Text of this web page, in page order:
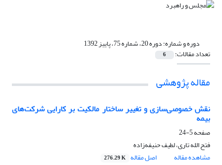
دوره و شماره:دوره 20، شماره 75، پاییز 1392
تعداد مقالات: 6
مقاله پژوهشی
نقش خصوصی‌سازی و تغییر ساختار مالکیت بر کارایی شرکت‌های
بیمه
صفحه5-24
فتح الله تاری، لطیف حنیفه‌زاده
مشاهده مقاله
اصل مقاله 276.29 K